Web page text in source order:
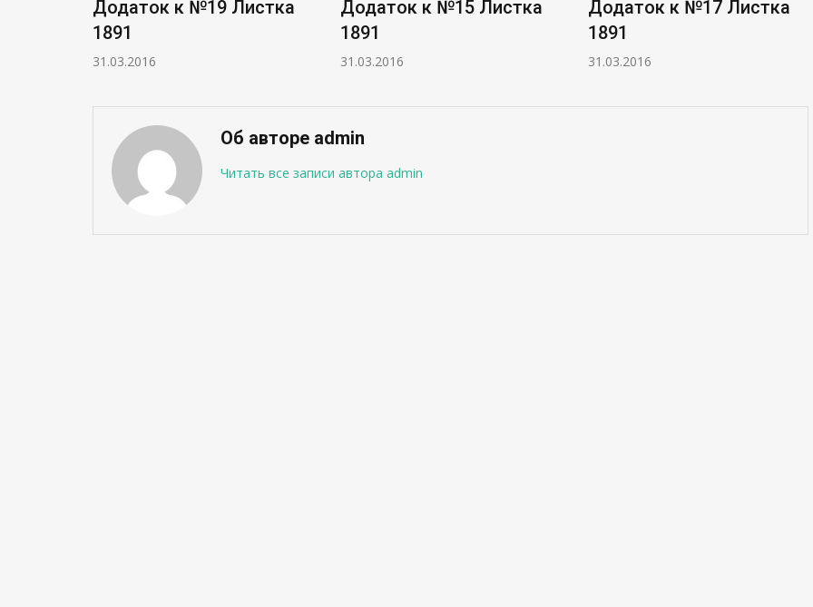
Додаток к №19 Листка
1891
31.03.2016
Додаток к №15 Листка
1891
31.03.2016
Додаток к №17 Листка
1891
31.03.2016
Об авторе admin
Читать все записи автора admin